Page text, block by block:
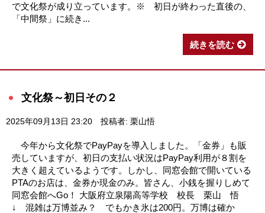
で文化祭が成り立っています。※ 初日が終わった直後の、
「中間祭」に続き...
続きを読む
文化祭～初日その２
2025年09月13日 23:20 投稿者: 栗山悟
今年から文化祭でPayPayを導入しました。「金券」も販
売していますが、初日の支払い状況はPayPay利用が８割を
大きく超えているようです。しかし、同窓会館で開いている
PTAのお店は、金券か現金のみ。皆さん、小銭を握りしめて
同窓会館へGo！ 大阪府立泉陽高等学校 校長 栗山 悟
↓ 混雑は万博並み？ でもかき氷は200円。万博は確か